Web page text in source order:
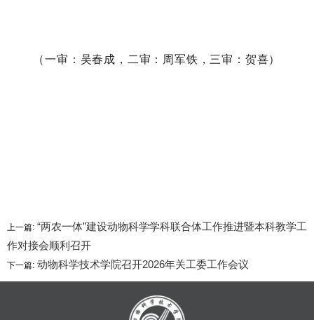
（一审：吴春成，二审：周军铁，三审：贺喜）
上一篇: “两农一体”建设动物科学学科联合体工作推进暨本科教学工
作对接会顺利召开
下一篇: 动物科学技术学院召开2026年关工委工作会议